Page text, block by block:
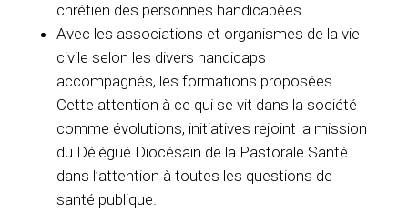
chrétien des personnes handicapées.
Avec les associations et organismes de la vie
civile selon les divers handicaps
accompagnés, les formations proposées.
Cette attention à ce qui se vit dans la société
comme évolutions, initiatives rejoint la mission
du Délégué Diocésain de la Pastorale Santé
dans l’attention à toutes les questions de
santé publique.